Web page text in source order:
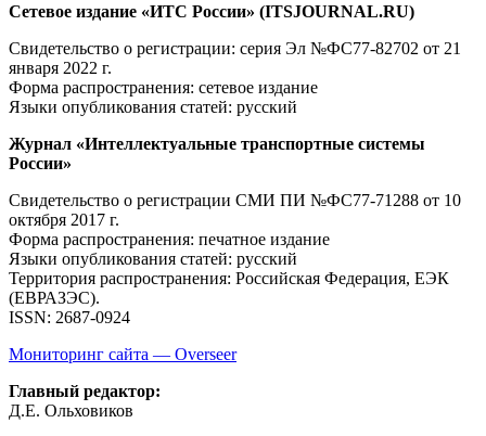
Сетевое издание «ИТС России» (ITSJOURNAL.RU)
Свидетельство о регистрации: серия Эл №ФС77-82702 от 21
января 2022 г.
Форма распространения: сетевое издание
Языки опубликования статей: русский
Журнал «Интеллектуальные транспортные системы
России»
Свидетельство о регистрации СМИ ПИ №ФС77-71288 от 10
октября 2017 г.
Форма распространения: печатное издание
Языки опубликования статей: русский
Территория распространения: Российская Федерация, ЕЭК
(ЕВРАЗЭС).
ISSN: 2687-0924
Мониторинг сайта — Overseer
Главный редактор:
Д.Е. Ольховиков